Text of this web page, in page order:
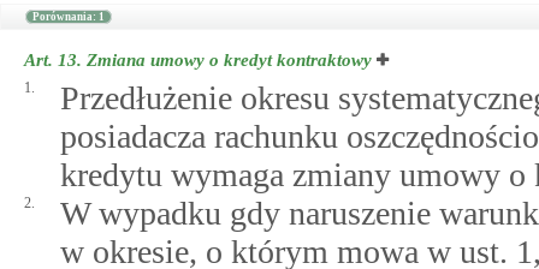
Porównania: 1
Art. 13. Zmiana umowy o kredyt kontraktowy
1.
Przedłużenie okresu
posiadacza rachunku
kredytu wymaga zmiany umowy
2.
W wypadku gdy naruszenie
w okresie, o którym mowa w ust.